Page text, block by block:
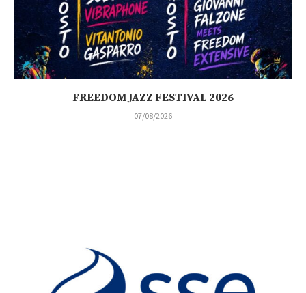
FREEDOM JAZZ FESTIVAL 2026
07/08/2026